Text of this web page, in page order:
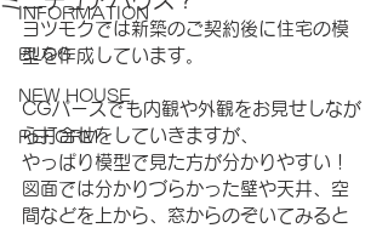
INFORMATION
BLOG
NEW HOUSE
REFORM
ヨツモクでは新築のご契約後に住宅の模
型を作成しています。
CGパースでも内観や外観をお見せしなが
ら打合せをしていきますが、
やっぱり模型で見た方が分かりやすい！
図面では分かりづらかった壁や天井、空
間などを上から、窓からのぞいてみると